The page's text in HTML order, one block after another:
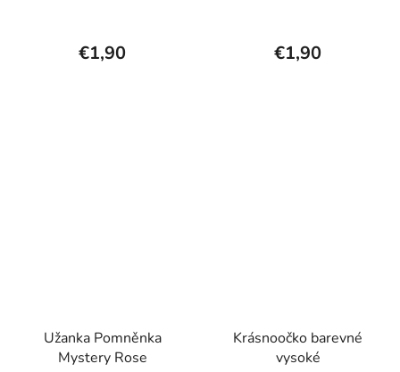
€1,90 €1,90
Užanka Pomněnka
Mystery Rose
Krásnoočko barevné
vysoké